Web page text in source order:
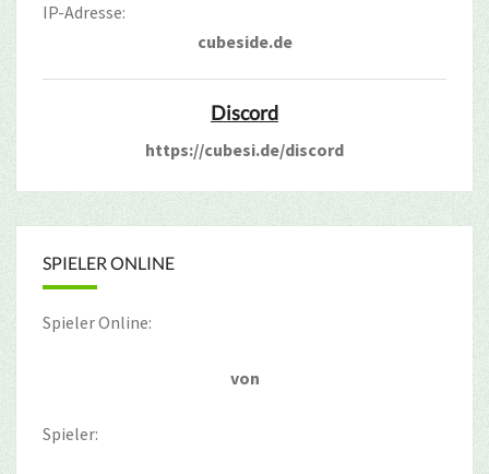
IP-Adresse:
cubeside.de
Discord
https://cubesi.de/discord
SPIELER ONLINE
Spieler Online:
von
Spieler: